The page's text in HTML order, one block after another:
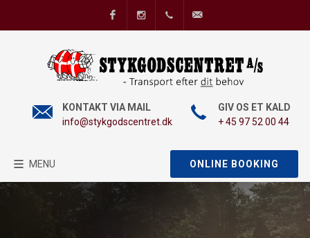
FacebookInstagram+45 97 52 00 44
KONTAKT VIA MAIL
info@stykgodscentret.dk
GIV OS ET KALD
+ 45 97 52 00 44
ONLINE BOOKING
MENU